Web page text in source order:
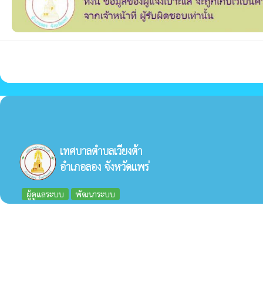
เทศบาลตำบลเวียงต้า
อำเภอลอง จังหวัดแพร่
ผู้ดูแลระบบ พัฒนาระบบ